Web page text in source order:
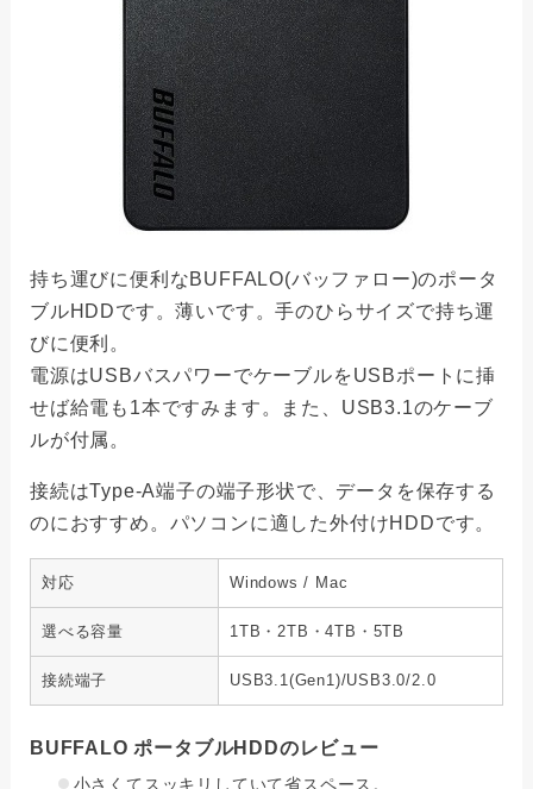
持ち運びに便利なBUFFALO(バッファロー)のポータ
ブルHDDです。薄いです。手のひらサイズで持ち運
びに便利。
電源はUSBバスパワーでケーブルをUSBポートに挿
せば給電も1本ですみます。また、USB3.1のケーブ
ルが付属。
接続はType-A端子の端子形状で、データを保存する
のにおすすめ。パソコンに適した外付けHDDです。
対応 Windows / Mac
選べる容量 1TB・2TB・4TB・5TB
接続端子 USB3.1(Gen1)/USB3.0/2.0
BUFFALO ポータブルHDDのレビュー
小さくてスッキリしていて省スペース。